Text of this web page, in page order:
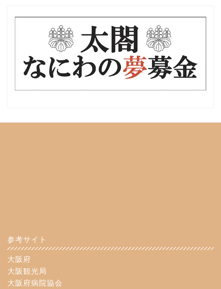
参考サイト
大阪府
大阪観光局
大阪府病院協会